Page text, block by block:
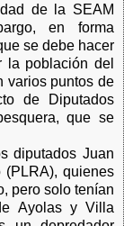
de la SEAM
en forma
se debe hacer
la población del
varios puntos de
de Diputados
que se
diputados Juan
(PLRA), quienes
pero solo tenían
Ayolas y Villa